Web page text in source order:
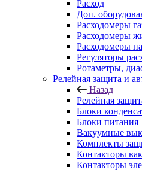
Расход
Доп.
Расходомеры
Расходомеры
Расходомеры
Регуляторы
Ротаметры,
Релейная защита и
Назад
Релейная
Блоки
Блоки питания
Вакуумные
Комплекты
Контакторы
Контакторы